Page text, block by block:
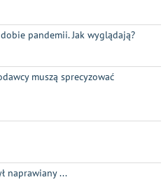
pandemii. Jak wyglądają?
muszą sprecyzować
naprawiany ...